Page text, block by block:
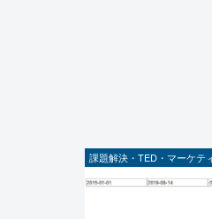
課題解決・TED・マーケテ